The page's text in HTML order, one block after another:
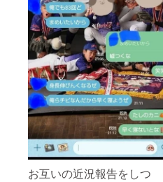
お互いの近況報告をしつ